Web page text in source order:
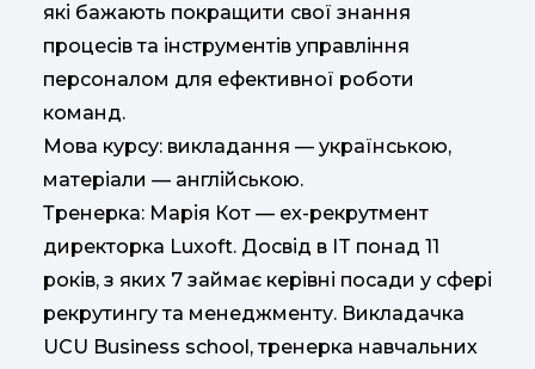
які бажають покращити свої знання
процесів та інструментів управління
персоналом для ефективної роботи
команд.
Мова курсу: викладання — українською,
матеріали — англійською.
Тренерка: Марія Кот — ex-рекрутмент
директорка Luxoft. Досвід в IT понад 11
років, з яких 7 займає керівні посади у сфері
рекрутингу та менеджменту. Викладачка
UCU Business school, тренерка навчальних